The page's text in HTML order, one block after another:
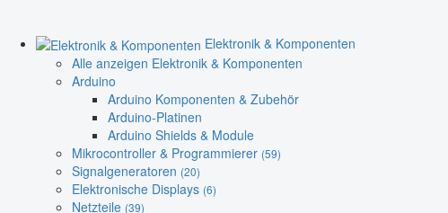
Elektronik & Komponenten
Alle anzeigen Elektronik & Komponenten
Arduino
Arduino Komponenten & Zubehör
Arduino-Platinen
Arduino Shields & Module
Mikrocontroller & Programmierer (59)
Signalgeneratoren (20)
Elektronische Displays (6)
Netzteile (39)